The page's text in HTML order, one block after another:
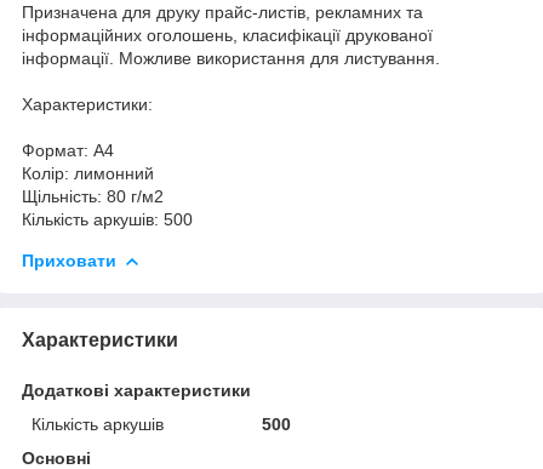
Призначена для друку прайс-листів, рекламних та
інформаційних оголошень, класифікації друкованої
інформації. Можливе використання для листування.
Характеристики:
Формат: А4
Колір: лимонний
Щільність: 80 г/м2
Кількість аркушів: 500
Приховати
Характеристики
Додаткові характеристики
Кількість аркушів
500
Основні